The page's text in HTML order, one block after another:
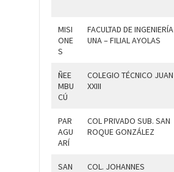
MISI
ONE
S
FACULTAD DE INGENIERÍA
UNA – FILIAL AYOLAS
ÑEE
MBU
CÚ
COLEGIO TÉCNICO JUAN
XXIII
PAR
AGU
ARÍ
COL PRIVADO SUB. SAN
ROQUE GONZÁLEZ
SAN COL. JOHANNES